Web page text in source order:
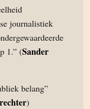
journalistiek
1.” (Sander
belang”
)